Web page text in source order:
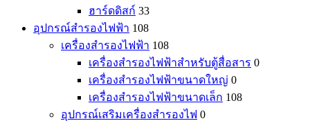
ฮาร์ดดิสก์ 33
อุปกรณ์สำรองไฟฟ้า 108
เครื่องสำรองไฟฟ้า 108
เครื่องสำรองไฟฟ้าสำหรับตู้สื่อสาร 0
เครื่องสำรองไฟฟ้าขนาดใหญ่ 0
เครื่องสำรองไฟฟ้าขนาดเล็ก 108
อุปกรณ์เสริมเครื่องสำรองไฟ 0